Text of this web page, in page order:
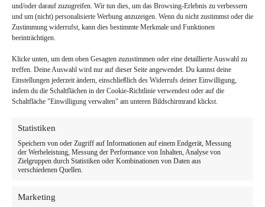
und/oder darauf zuzugreifen. Wir tun dies, um das Browsing-Erlebnis zu verbessern
und um (nicht) personalisierte Werbung anzuzeigen. Wenn du nicht zustimmst oder die
Zustimmung widerrufst, kann dies bestimmte Merkmale und Funktionen
beeinträchtigen.
Klicke unten, um dem oben Gesagten zuzustimmen oder eine detaillierte Auswahl zu
treffen. Deine Auswahl wird nur auf dieser Seite angewendet. Du kannst deine
Einstellungen jederzeit ändern, einschließlich des Widerrufs deiner Einwilligung,
indem du die Schaltflächen in der Cookie-Richtlinie verwendest oder auf die
Schaltfläche "Einwilligung verwalten" am unteren Bildschirmrand klickst.
Statistiken
Speichern von oder Zugriff auf Informationen auf einem Endgerät, Messung
der Werbeleistung, Messung der Performance von Inhalten, Analyse von
Zielgruppen durch Statistiken oder Kombinationen von Daten aus
verschiedenen Quellen.
Marketing